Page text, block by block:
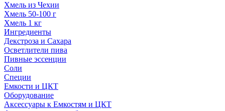
Хмель из Чехии
Хмель 50-100 г
Хмель 1 кг
Ингредиенты
Декстроза и Сахара
Осветлители пива
Пивные эссенции
Соли
Специи
Емкости и ЦКТ
Оборудование
Аксессуары к Емкостям и ЦКТ